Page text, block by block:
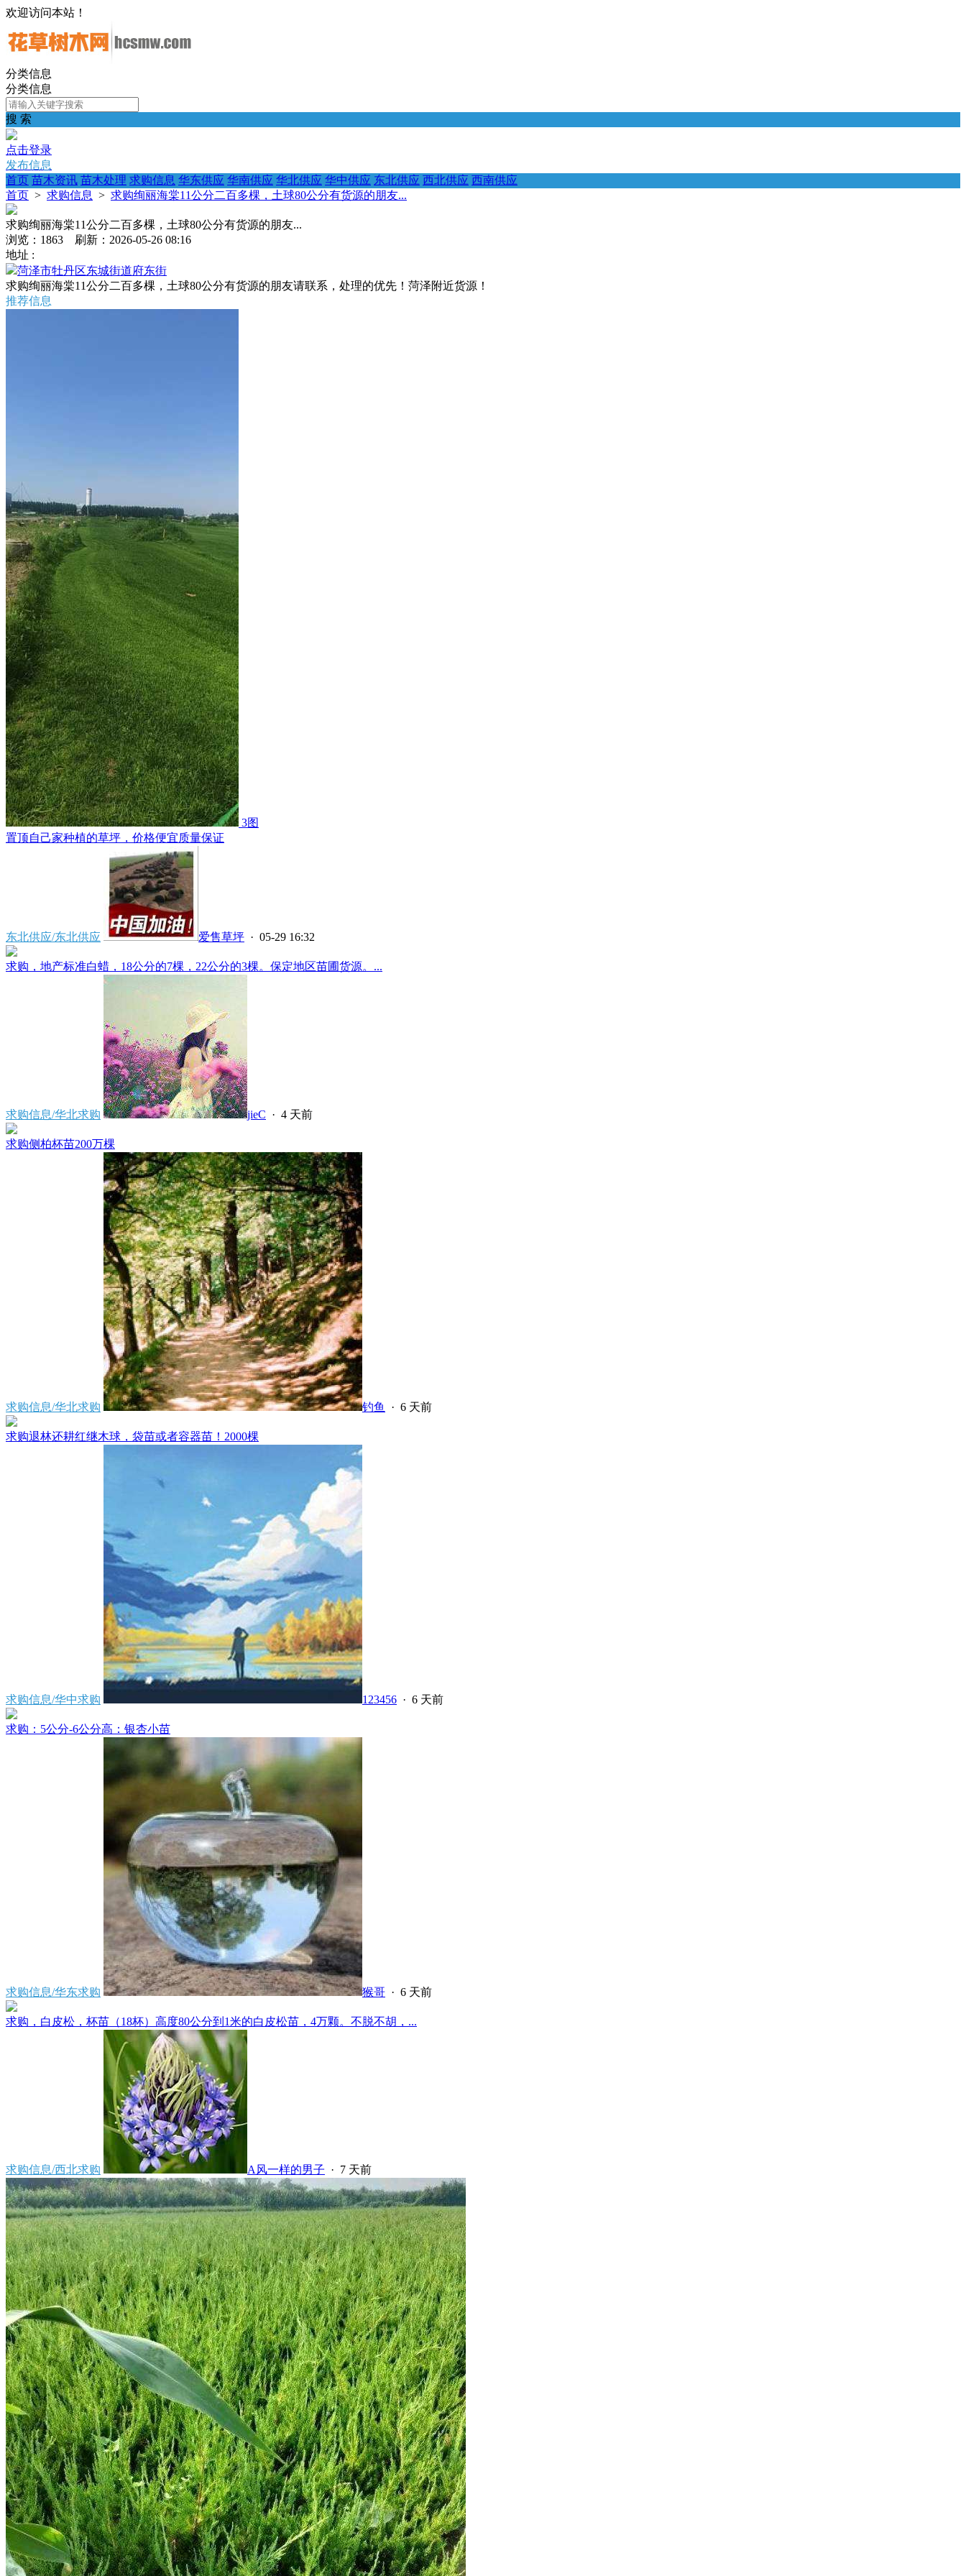
欢迎访问本站！
分类信息
分类信息
搜 索
点击登录
发布信息
首页 苗木资讯 苗木处理 求购信息 华东供应 华南供应 华北供应 华中供应 东北供应 西北供应 西南供应
首页 > 求购信息 > 求购绚丽海棠11公分二百多棵，土球80公分有货源的朋友...
求购绚丽海棠11公分二百多棵，土球80公分有货源的朋友...
浏览：1863 刷新：2026-05-26 08:16
地址 :
菏泽市牡丹区东城街道府东街
求购绚丽海棠11公分二百多棵，土球80公分有货源的朋友请联系，处理的优先！菏泽附近货源！
推荐信息
3图
置顶自己家种植的草坪，价格便宜质量保证
东北供应/东北供应 爱售草坪 · 05-29 16:32
求购，地产标准白蜡，18公分的7棵，22公分的3棵。保定地区苗圃货源。...
求购信息/华北求购 jieC · 4 天前
求购侧柏杯苗200万棵
求购信息/华北求购 钓鱼 · 6 天前
求购退林还耕红继木球，袋苗或者容器苗！2000棵
求购信息/华中求购 123456 · 6 天前
求购：5公分-6公分高：银杏小苗
求购信息/华东求购 猴哥 · 6 天前
求购，白皮松，杯苗（18杯）高度80公分到1米的白皮松苗，4万颗。不脱不胡，...
求购信息/西北求购 A风一样的男子 · 7 天前